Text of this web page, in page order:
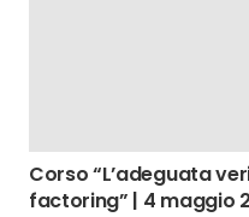
Corso “L’adeguata
factoring” | 4 maggio